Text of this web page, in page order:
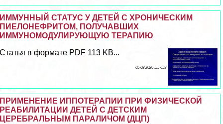
ИММУННЫЙ СТАТУС У ДЕТЕЙ С ХРОНИЧЕСКИМ
ПИЕЛОНЕФРИТОМ, ПОЛУЧАВШИХ
ИММУНОМОДУЛИРУЮЩУЮ ТЕРАПИЮ
Статья в формате PDF 113 KB...
05 08 2026 5:57:59
ПРИМЕНЕНИЕ ИППОТЕРАПИИ ПРИ ФИЗИЧЕСКОЙ
РЕАБИЛИТАЦИИ ДЕТЕЙ С ДЕТСКИМ
ЦЕРЕБРАЛЬНЫМ ПАРАЛИЧОМ (ДЦП)